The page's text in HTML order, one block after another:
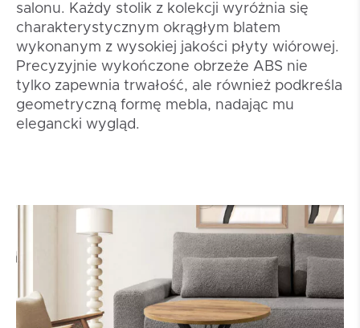
salonu. Każdy stolik z kolekcji wyróżnia się
charakterystycznym okrągłym blatem
wykonanym z wysokiej jakości płyty wiórowej.
Precyzyjnie wykończone obrzeże ABS nie
tylko zapewnia trwałość, ale również podkreśla
geometryczną formę mebla, nadając mu
elegancki wygląd.